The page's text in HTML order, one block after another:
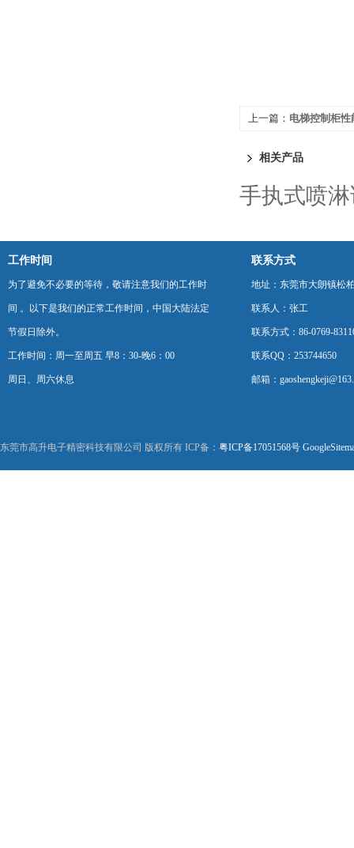
上一篇： 电梯控制柜性
相关产品
手执式喷
工作时间
为了避免不必要的等待，敬请注意我们的工作时
间 。以下是我们的正常工作时间，中国大陆法定
节假日除外。
工作时间：周一至周五 早8：30-晚6：00
周日、周六休息
联系方式
地址：东莞市大朗镇松
联系人：张工
联系方式：86-0769-
联系QQ：253744650
邮箱：
东莞市高升电子精密科技有限公司 版权所有 ICP备： 粤ICP备17051568号